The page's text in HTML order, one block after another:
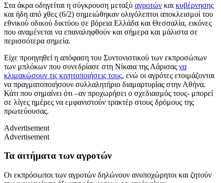
Στα άκρα οδηγείται η σύγκρουση μεταξύ αγροτών και κυβέρνησης
και ήδη από χθες (6/2) σημειώθηκαν ολιγόλεπτοι αποκλεισμοί του
εθνικού οδικού δικτύου σε βόρεια Ελλάδα και Θεσσαλία, εικόνες
που αναμένεται να επαναληφθούν και σήμερα και μάλιστα σε
περισσότερα σημεία.
Είχε προηγηθεί η απόφαση του Συντονιστικού των εκπροσώπων
των μπλόκων που συνεδρίασε στη Νίκαια της Λάρισας να
κλιμακώσουν τις κινητοποιήσεις τους, ενώ οι αγρότες ετοιμάζονται
να πραγματοποιήσουν συλλαλητήριο διαμαρτυρίας στην Αθήνα.
Κάτι που σημαίνει ότι –αν προχωρήσει ο σχεδιασμός τους- μπορεί
σε λίγες ημέρες να εμφανιστούν τρακτέρ στους δρόμους της
πρωτεύουσας.
Advertisement
Advertisement
Τα αιτήματα των αγροτών
Οι εκπρόσωποι των αγροτών δηλώνουν ανυποχώρητοι και ζητούν